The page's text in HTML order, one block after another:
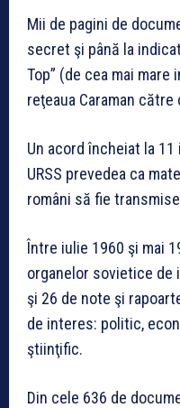
Mii de pagini de
secret şi până la
Top” (de cea mai
reţeaua Caraman
Un acord încheiat la
URSS prevedea ca
români să fie
Între iulie 1960 şi mai
organelor sovietice de
şi 26 de note şi
de interes: politic,
ştiinţific.
Din cele 636 de